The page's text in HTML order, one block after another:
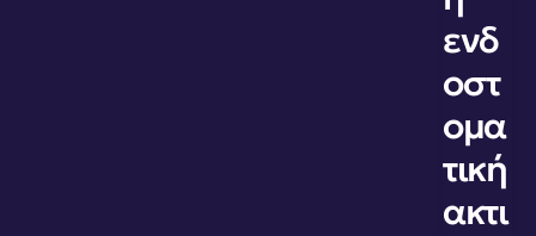
ενδ
οστ
ομα
τική
ακτι